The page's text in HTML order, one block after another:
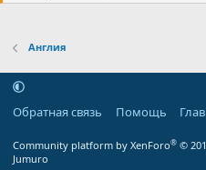
Англия
Обратная связь Помощь
Community platform by XenForo® ©
Jumuro